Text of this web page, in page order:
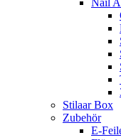
Stilaar Box
Zubehör
E-